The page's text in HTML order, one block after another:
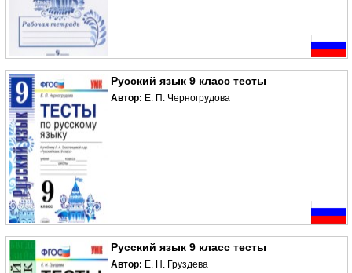
Русский язык 9 класс тесты
Автор: Е. П. Черногрудова
Русский язык 9 класс тесты
Автор: Е. Н. Груздева